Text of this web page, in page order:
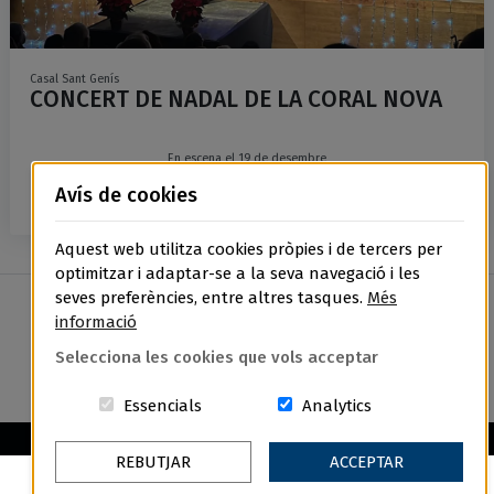
Casal Sant Genís
CONCERT DE NADAL DE LA CORAL NOVA
En escena el 19 de desembre
Més informació
Avís Legal|Política de privacitat
de devolucions
Ajuntament de Navàs
Avís de cookies
Aquest web utilitza cookies pròpies i de tercers per
optimitzar i adaptar-se a la seva navegació i les
seves preferències, entre altres tasques. Més
informació
Selecciona les cookies que vols acceptar
Essencials Aquestes cookies són essencials
Analytics
REBUTJAR ACCEPTAR